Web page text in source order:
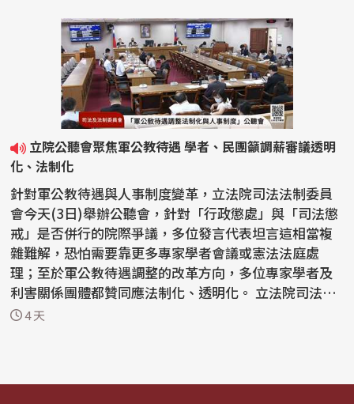
化、法制化
針對軍公教待遇與人事制度變革，立法院司法法制委員
會今天(3日)舉辦公聽會，針對「行政懲處」與「司法懲
戒」是否併行的院際爭議，多位發言代表坦言這相當複
雜難解，恐怕需要靠更多專家學者會議或憲法法庭處
理；至於軍公教待遇調整的改革方向，多位專家學者及
利害關係團體都贊同應法制化、透明化。 立法院司法法
制委員...
4 天